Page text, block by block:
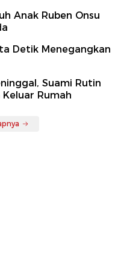
Anak Ruben Onsu
Detik Menegangkan
Suami Rutin
Rumah